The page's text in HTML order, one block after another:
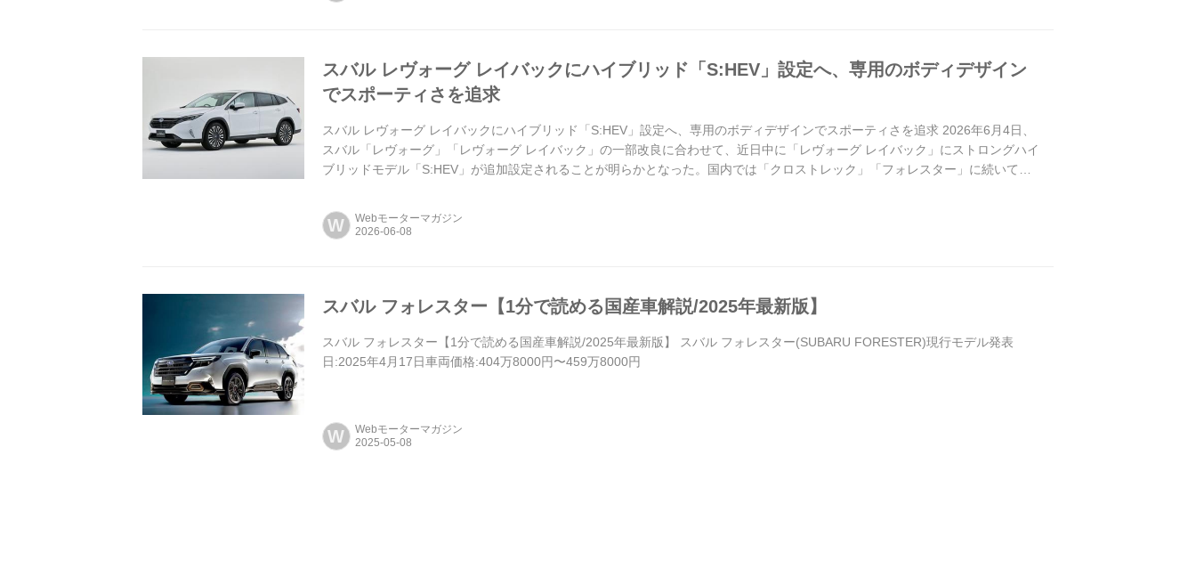
スバル レヴォーグ レイバックにハイブリッド「S:HEV」設定へ、専用のボディデザイン
でスポーティさを追求
スバル レヴォーグ レイバックにハイブリッド「S:HEV」設定へ、専用のボディデザインでスポーティさを追求 2026年6月4日、
スバル「レヴォーグ」「レヴォーグ レイバック」の一部改良に合わせて、近日中に「レヴォーグ レイバック」にストロングハイ
ブリッドモデル「S:HEV」が追加設定されることが明らかとなった。国内では「クロストレック」「フォレスター」に続いての
W Webモーターマガジン
スバル フォレスター【1分で読める国産車解説/2025年最新版】
スバル フォレスター【1分で読める国産車解説/2025年最新版】 スバル フォレスター(SUBARU FORESTER)現行モデル発表
日:2025年4月17日車両価格:404万8000円〜459万8000円
W Webモーターマガジン